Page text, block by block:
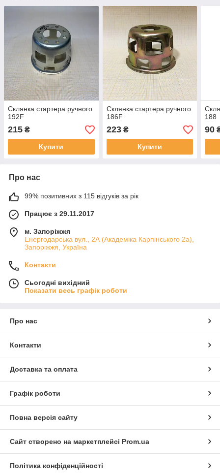
Склянка стартера ручного
192F
215 ₴
Купити
Склянка стартера ручного
186F
223₴
Купити
188
90
Про нас
99% позитивних з 115 відгуків за рік
Працює з 29.11.2017
м. Запоріжжя
Енергодарська вул., 2А (Академіка Карпінського 2а),
Запоріжжя, Україна
Контакти
Сьогодні вихідний
Показати весь графік роботи
Про нас
Контакти
Доставка та оплата
Графік роботи
Повна версія сайту
Сайт створено на маркетплейсі Prom.ua
Політика конфіденційності